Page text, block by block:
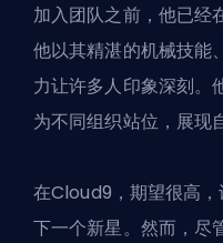
加入团队之前，他已经
他以其精湛的机械技能
力让许多人印象深刻。
为不同组织站位，展现
在Cloud9，期望很高
下一个新星。然而，尽